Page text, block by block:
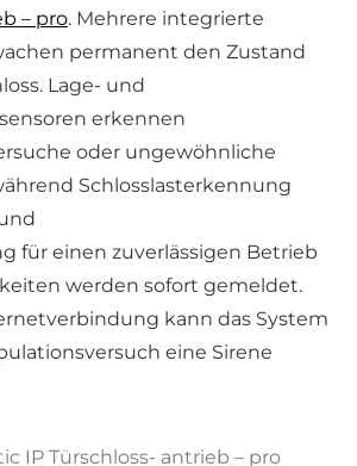
– pro. Mehrere integrierte
permanent den Zustand
Lage- und
erkennen
oder ungewöhnliche
Schlosslasterkennung
für einen zuverlässigen Betrieb
werden sofort gemeldet.
kann das System
eine Sirene